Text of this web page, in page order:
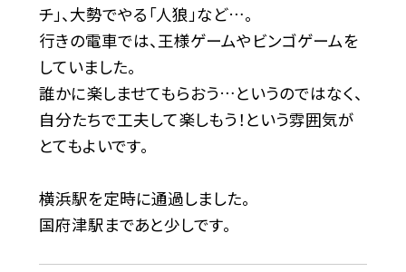
チ」、大勢でやる「人狼」など…。
行きの電車では、王様ゲームやビンゴゲームを
していました。
誰かに楽しませてもらおう…というのではなく、
自分たちで工夫して楽しもう！という雰囲気が
とてもよいです。
横浜駅を定時に通過しました。
国府津駅まであと少しです。